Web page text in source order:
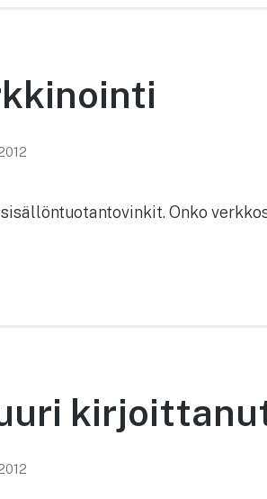
Onko